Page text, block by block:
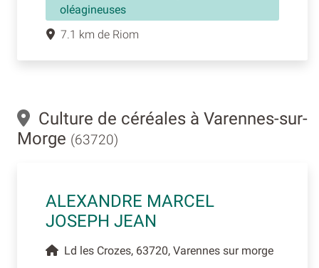
oléagineuses
7.1 km de Riom
Culture de céréales à Varennes-sur-
Morge (63720)
ALEXANDRE MARCEL
JOSEPH JEAN
Ld les Crozes, 63720, Varennes sur morge